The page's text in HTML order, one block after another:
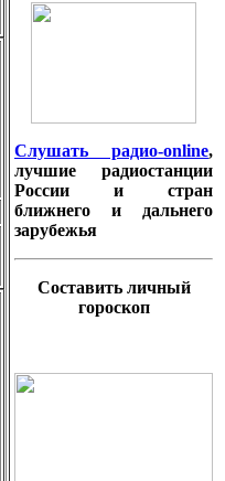
Слушать радио-online,
лучшие радиостанции
России и стран
ближнего и дальнего
зарубежья
Составить личный
гороскоп